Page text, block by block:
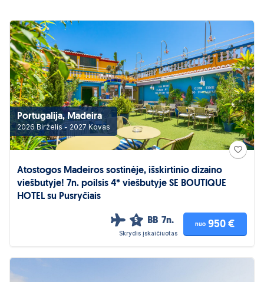
Portugalija, Madeira
2026 Birželis - 2027 Kovas
Atostogos Madeiros sostinėje, išskirtinio dizaino
viešbutyje! 7n. poilsis 4* viešbutyje SE BOUTIQUE
HOTEL su Pusryčiais
5 BB 7n.
Skrydis įskaičiuotas
nuo 950 €